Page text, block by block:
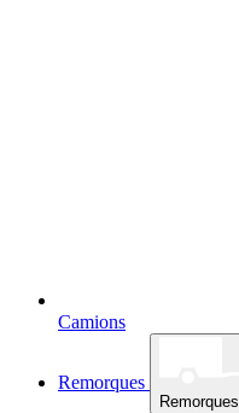
Camions
Remorques
Remorques